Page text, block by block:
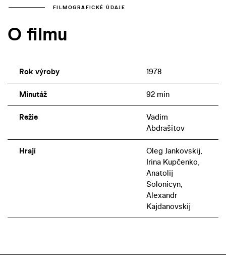
když se s manželkou vracel z dovolené. Na
podíl i herecké obsazení, v čele s čtyřiatřicetiletým
FILMOGRAFICKÉ ÚDAJE
O filmu
Rok výroby 1978
Minutáž 92 min
Režie
Vadim
Abdrašitov
Hrají
Oleg Jankovskij,
Irina Kupčenko,
Anatolij
Solonicyn,
Alexandr
Kajdanovskij